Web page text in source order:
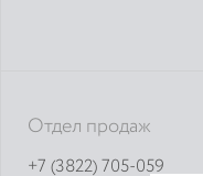
Отдел продаж
+7 (3822) 705-059